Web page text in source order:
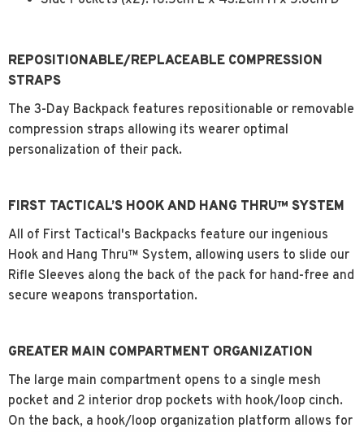
REPOSITIONABLE/REPLACEABLE COMPRESSION
STRAPS
The 3-Day Backpack features repositionable or removable
compression straps allowing its wearer optimal
personalization of their pack.
FIRST TACTICAL’S HOOK AND HANG THRU™ SYSTEM
All of First Tactical's Backpacks feature our ingenious
Hook and Hang Thru™ System, allowing users to slide our
Rifle Sleeves along the back of the pack for hand-free and
secure weapons transportation.
GREATER MAIN COMPARTMENT ORGANIZATION
The large main compartment opens to a single mesh
pocket and 2 interior drop pockets with hook/loop cinch.
On the back, a hook/loop organization platform allows for